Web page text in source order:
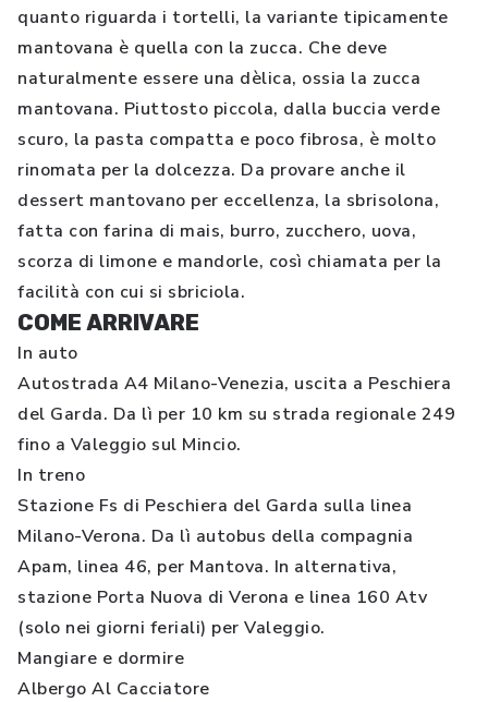
quanto riguarda i tortelli, la variante tipicamente
mantovana è quella con la zucca. Che deve
naturalmente essere una dèlica, ossia la zucca
mantovana. Piuttosto piccola, dalla buccia verde
scuro, la pasta compatta e poco fibrosa, è molto
rinomata per la dolcezza. Da provare anche il
dessert mantovano per eccellenza, la sbrisolona,
fatta con farina di mais, burro, zucchero, uova,
scorza di limone e mandorle, così chiamata per la
facilità con cui si sbriciola.
COME ARRIVARE
In auto
Autostrada A4 Milano-Venezia, uscita a Peschiera
del Garda. Da lì per 10 km su strada regionale 249
fino a Valeggio sul Mincio.
In treno
Stazione Fs di Peschiera del Garda sulla linea
Milano-Verona. Da lì autobus della compagnia
Apam, linea 46, per Mantova. In alternativa,
stazione Porta Nuova di Verona e linea 160 Atv
(solo nei giorni feriali) per Valeggio.
Mangiare e dormire
Albergo Al Cacciatore